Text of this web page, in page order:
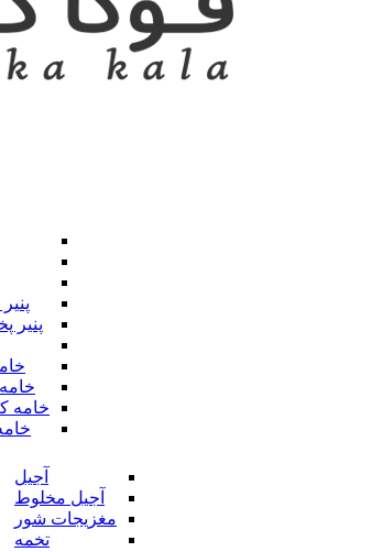
پنیر
خامه
آجیل
آجیل مخلوط
مغزیجات شور
تخمه